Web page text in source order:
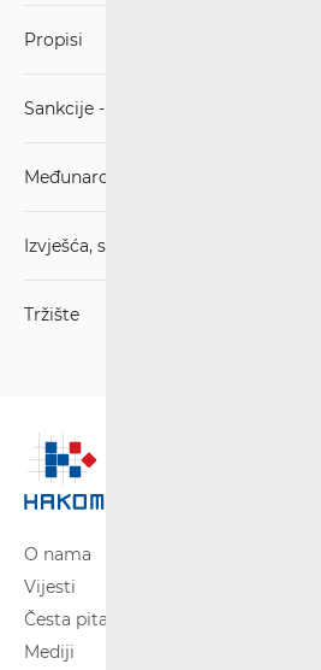
Propisi
Sankcije - mjere ograničavanja
Međunarodni sporazumi
Izvješća, stručna mišljenja, strategije
Tržište
O nama
Vijesti
Česta pitanja
Mediji